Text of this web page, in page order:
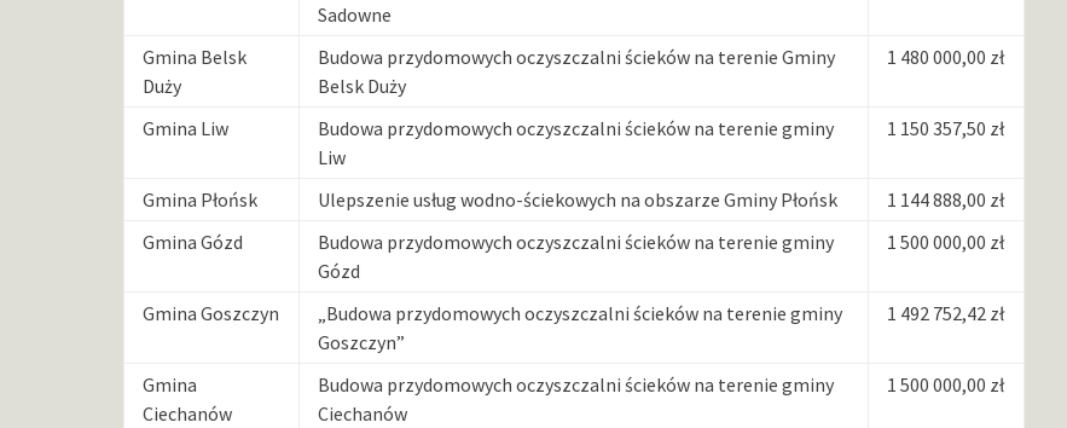
Sadowne
Gmina Belsk
Duży
Budowa przydomowych oczyszczalni ścieków na terenie Gminy
Belsk Duży
1 480 000,00 zł
Gmina Liw
Budowa przydomowych oczyszczalni ścieków na terenie gminy
Liw
1 150 357,50 zł
Gmina Płońsk Ulepszenie usług wodno-ściekowych na obszarze Gminy Płońsk
1 144 888,00 zł
Gmina Gózd
Budowa przydomowych oczyszczalni ścieków na terenie gminy
Gózd
1 500 000,00 zł
Gmina Goszczyn
„Budowa przydomowych oczyszczalni ścieków na terenie gminy
Goszczyn”
1 492 752,42 zł
Gmina
Ciechanów
Budowa przydomowych oczyszczalni ścieków na terenie gminy
Ciechanów
1 500 000,00 zł